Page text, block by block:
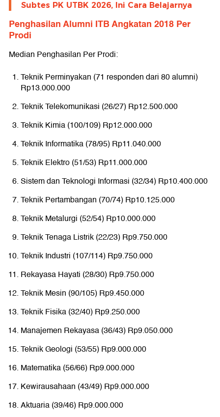
Subtes PK UTBK 2026, Ini Cara Belajarnya
Penghasilan Alumni ITB Angkatan 2018 Per
Prodi
Median Penghasilan Per Prodi:
Teknik Perminyakan (71 responden dari 80 alumni)
Rp13.000.000
Teknik Telekomunikasi (26/27) Rp12.500.000
Teknik Kimia (100/109) Rp12.000.000
Teknik Informatika (78/95) Rp11.040.000
Teknik Elektro (51/53) Rp11.000.000
Sistem dan Teknologi Informasi (32/34) Rp10.400.000
Teknik Pertambangan (70/74) Rp10.125.000
Teknik Metalurgi (52/54) Rp10.000.000
Teknik Tenaga Listrik (22/23) Rp9.750.000
Teknik Industri (107/114) Rp9.750.000
Rekayasa Hayati (28/30) Rp9.750.000
Teknik Mesin (90/105) Rp9.450.000
Teknik Fisika (32/40) Rp9.250.000
Manajemen Rekayasa (36/43) Rp9.050.000
Teknik Geologi (53/55) Rp9.000.000
Matematika (56/66) Rp9.000.000
Kewirausahaan (43/49) Rp9.000.000
Aktuaria (39/46) Rp9.000.000